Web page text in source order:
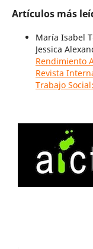
Artículos más
María Isabel
Jessica
Rendimiento
Revista
Trabajo